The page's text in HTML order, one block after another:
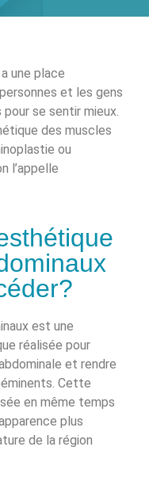
a une place
et les gens
se sentir mieux.
des muscles
ou
l’appelle
est une
réalisée pour
et rendre
Cette
en même temps
plus
de la région